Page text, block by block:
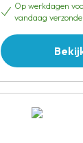
Op werkdagen
vandaag